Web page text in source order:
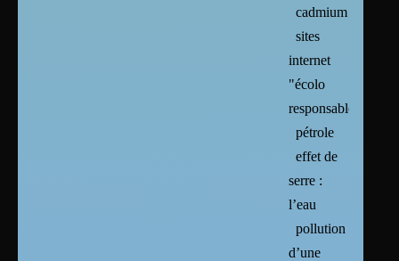
cadmium
sites
internet
"écolo
responsables"
pétrole
effet de
serre :
l’eau
pollution
d’une